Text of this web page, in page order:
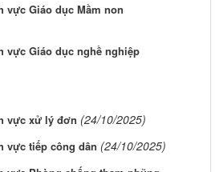
vực Giáo dục Mầm non
vực Giáo dục nghề nghiệp
vực xử lý đơn (24/10/2025)
vực tiếp công dân (24/10/2025)